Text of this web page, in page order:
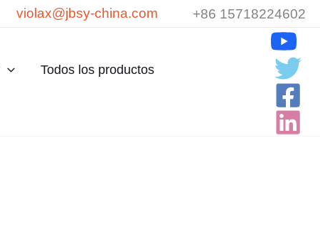
violax@jbsy-china.com +86 15718224602
Todos los productos